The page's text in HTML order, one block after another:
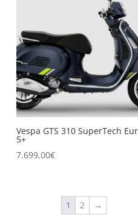
Vespa GTS 310 SuperTech
5+
7.699,00€
1 2 →